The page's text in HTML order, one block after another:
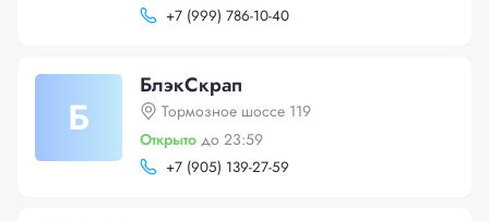
+7 (999) 786-10-40
Б
БлэкСкрап
Тормозное шоссе 119
Открыто до 23:59
+7 (905) 139-27-59